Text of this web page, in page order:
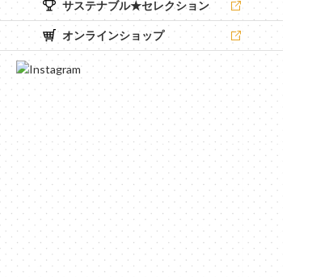
サステナブル★セレクション
オンラインショップ